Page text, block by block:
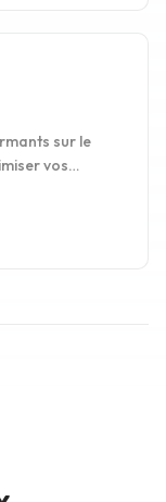
sur le
vos